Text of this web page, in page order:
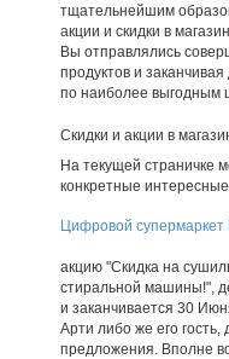
тщательнейшим
акции и скидки в
Вы отправлялись
продуктов и
по наиболее выгодным
Скидки и акции в
На текущей страничке
конкретные
Цифровой супермаркет
акцию "Скидка на
стиральной машины!",
и заканчивается 30
Арти либо же его гость,
предложения. Вполне